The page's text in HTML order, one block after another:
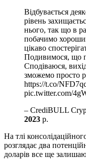
Відбувається
рівень
нього, так що в
побачимо
цікаво
Подивимося, що
Сподіваюся,
зможемо просто
https://t.co/
pic.twitter.com/
– CrediBULL
2023 р.
На тлі
розглядає два
доларів все ще